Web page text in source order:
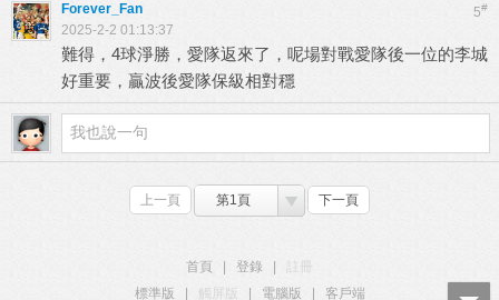
5#
Forever_Fan
2025-2-2 01:13:37
難得，4球淨勝，愛隊返來了，呢場對戰愛隊後一位的李城
好重要，贏波後愛隊保級相對穩
上一頁 第1頁 下一頁
首頁 登錄
標準版
觸屏版 電腦版 客戶端